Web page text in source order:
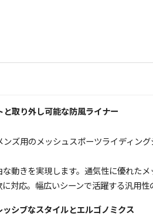
取り外し可能な防風ライナー
ズ用のメッシュスポーツライディング
動きを実現します。通気性に優れた
対応。幅広いシーンで活躍する汎用性
シブなスタイルとエルゴノミクス